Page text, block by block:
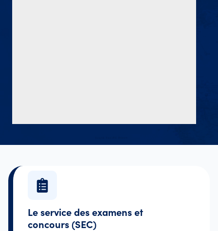
Le service des examens et
concours (SEC)